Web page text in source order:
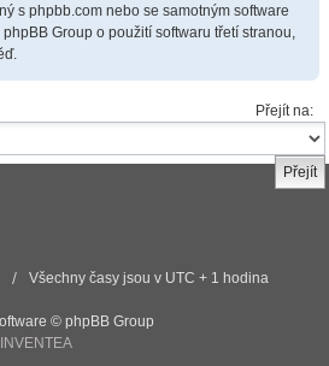
s phpbb.com nebo se samotným software
Group o použití softwaru třetí stranou,
Přejít na:
Všechny časy jsou v UTC + 1 hodina
© phpBB Group
INVENTEA